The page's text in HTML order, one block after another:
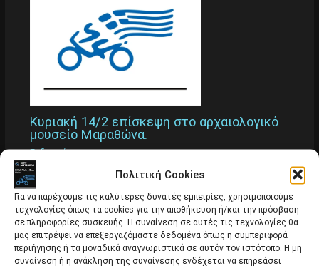
Πολιτική Cookies
Για να παρέχουμε τις καλύτερες δυνατές εμπειρίες, χρησιμοποιούμε
τεχνολογίες όπως τα cookies για την αποθήκευση ή/και την πρόσβαση
σε πληροφορίες συσκευής. Η συναίνεση σε αυτές τις τεχνολογίες θα
μας επιτρέψει να επεξεργαζόμαστε δεδομένα όπως η συμπεριφορά
περιήγησης ή τα μοναδικά αναγνωριστικά σε αυτόν τον ιστότοπο. Η μη
συναίνεση ή η ανάκληση της συναίνεσης ενδέχεται να επηρεάσει
Κυριακή 14/2 επίσκεψη στο αρχαιολογικό
μουσείο Μαραθώνα.
Εκδρομές